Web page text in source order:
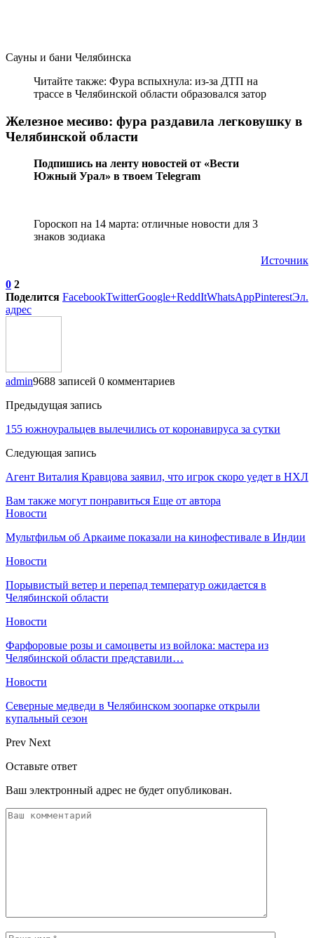
Сауны и бани Челябинска
Читайте также: Фура вспыхнула: из-за ДТП на
трассе в Челябинской области образовался затор
Железное месиво: фура раздавила легковушку в
Челябинской области
Подпишись на ленту новостей от «Вести
Южный Урал» в твоем Telegram
Гороскоп на 14 марта: отличные новости для 3
знаков зодиака
Источник
0 2
Поделится FacebookTwitterGoogle+ReddItWhatsAppPinterestЭл.
адрес
admin9688 записей 0 комментариев
Предыдущая запись
155 южноуральцев вылечились от коронавируса за сутки
Следующая запись
Агент Виталия Кравцова заявил, что игрок скоро уедет в НХЛ
Вам также могут понравиться Еще от автора
Новости
Мультфильм об Аркаиме показали на кинофестивале в Индии
Новости
Порывистый ветер и перепад температур ожидается в
Челябинской области
Новости
Фарфоровые розы и самоцветы из войлока: мастера из
Челябинской области представили…
Новости
Северные медведи в Челябинском зоопарке открыли
купальный сезон
Prev Next
Оставьте ответ
Ваш электронный адрес не будет опубликован.